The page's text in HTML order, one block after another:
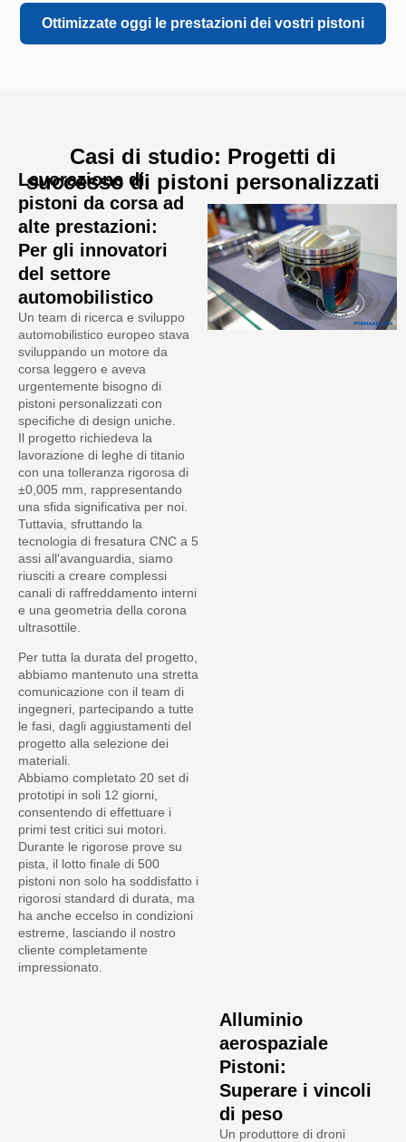
Ottimizzate oggi le prestazioni dei vostri pistoni
Casi di studio: Progetti di
successo di pistoni personalizzati
Lavorazione di
pistoni da corsa ad
alte prestazioni:
Per gli innovatori
del settore
automobilistico
Un team di ricerca e sviluppo
automobilistico europeo stava
sviluppando un motore da
corsa leggero e aveva
urgentemente bisogno di
pistoni personalizzati con
specifiche di design uniche.
Il progetto richiedeva la
lavorazione di leghe di titanio
con una tolleranza rigorosa di
±0,005 mm, rappresentando
una sfida significativa per noi.
Tuttavia, sfruttando la
tecnologia di fresatura CNC a 5
assi all'avanguardia, siamo
riusciti a creare complessi
canali di raffreddamento interni
e una geometria della corona
ultrasottile.
Per tutta la durata del progetto,
abbiamo mantenuto una stretta
comunicazione con il team di
ingegneri, partecipando a tutte
le fasi, dagli aggiustamenti del
progetto alla selezione dei
materiali.
Abbiamo completato 20 set di
prototipi in soli 12 giorni,
consentendo di effettuare i
primi test critici sui motori.
Durante le rigorose prove su
pista, il lotto finale di 500
pistoni non solo ha soddisfatto i
rigorosi standard di durata, ma
ha anche eccelso in condizioni
estreme, lasciando il nostro
cliente completamente
impressionato.
Alluminio
aerospaziale
Pistoni:
Superare i vincoli
di peso
Un produttore di droni